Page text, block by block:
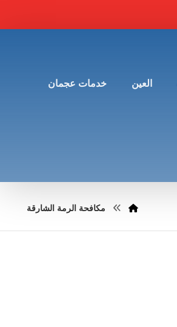
العين خدمات عجمان
مكافحة الرمة الشارقة